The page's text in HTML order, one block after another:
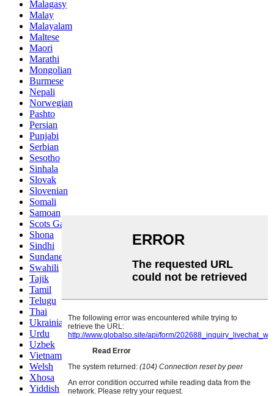
Malagasy
Malay
Malayalam
Maltese
Maori
Marathi
Mongolian
Burmese
Nepali
Norwegian
Pashto
Persian
Punjabi
Serbian
Sesotho
Sinhala
Slovak
Slovenian
Somali
Samoan
Scots Gaelic
Shona
Sindhi
Sundanese
Swahili
Tajik
Tamil
Telugu
Thai
Ukrainian
Urdu
Uzbek
Vietnamese
Welsh
Xhosa
Yiddish